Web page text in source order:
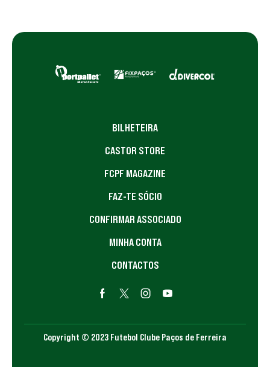
BILHETEIRA
CASTOR STORE
FCPF MAGAZINE
FAZ-TE SÓCIO
CONFIRMAR ASSOCIADO
MINHA CONTA
CONTACTOS
Copyright © 2023 Futebol Clube Paços de Ferreira